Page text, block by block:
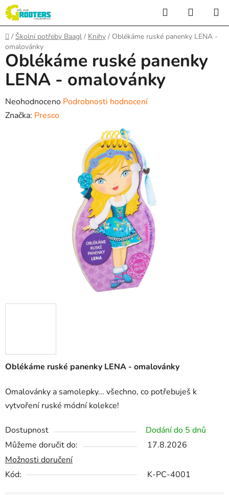
Přejít
na
obsah
Hledat
KOŠÍK
Domů
/ Školní potřeby Baagl / Knihy / Oblékáme ruské panenky LENA -
omalovánky
Oblékáme ruské panenky LENA - omalovánky
Omalovánky a samolepky... všechno, co potřebuješ k
vytvoření ruské módní kolekce!
Dostupnost
Dodání do 5 dnů
Můžeme doručit do:
17.8.2026
Možnosti doručení
Kód:
K-PC-4001
Oblékáme ruské panenky
LENA - omalovánky
Průměrné
hodnocení
Neohodnoceno Podrobnosti hodnocení
Značka: Presco